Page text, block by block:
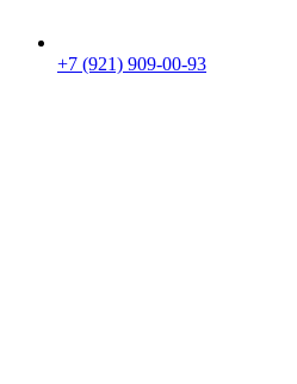
+7 (921) 909-00-93